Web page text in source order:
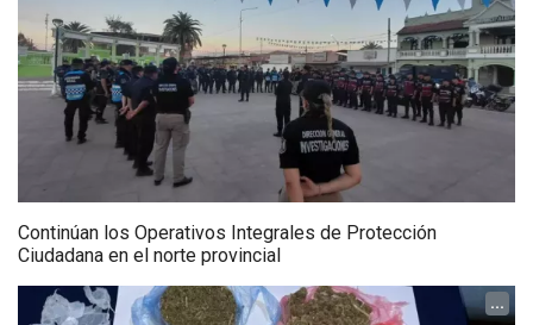
Continúan los Operativos Integrales de Protección
Ciudadana en el norte provincial
...